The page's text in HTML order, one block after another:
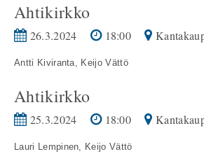
Ahtikirkko
26.3.2024 18:00
Antti Kiviranta, Keijo Vättö
Ahtikirkko
25.3.2024 18:00
Lauri Lempinen, Keijo Vättö